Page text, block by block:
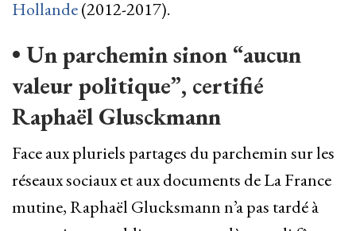
Hollande(2012-2017).
• Un parchemin sinon “aucun
valeur politique”, certifié
Raphaël Glusckmann
Face aux pluriels partages du parchemin sur les
réseaux sociaux et aux documents de La France
mutine, Raphaël Glucksmann n’a pas tardé à